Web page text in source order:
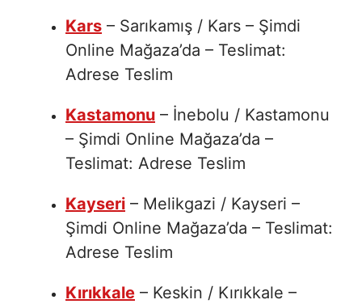
Kars – Sarıkamış / Kars – Şimdi
Online Mağaza’da – Teslimat:
Adrese Teslim
Kastamonu – İnebolu / Kastamonu
– Şimdi Online Mağaza’da –
Teslimat: Adrese Teslim
Kayseri – Melikgazi / Kayseri –
Şimdi Online Mağaza’da – Teslimat:
Adrese Teslim
Kırıkkale – Keskin / Kırıkkale –